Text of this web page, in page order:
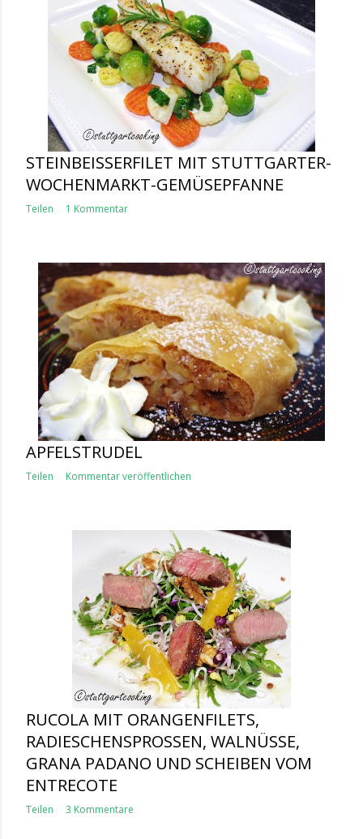
STEINBEISSERFILET MIT STUTTGARTER-W
OCHENMARKT-GEMÜSEPFANNE
Teilen 1 Kommentar
APFELSTRUDEL
Teilen Kommentar veröffentlichen
RUCOLA MIT ORANGENFILETS,
RADIESCHENSPROSSEN, WALNÜSSE,
GRANA PADANO UND SCHEIBEN VOM
ENTRECOTE
Teilen 3 Kommentare